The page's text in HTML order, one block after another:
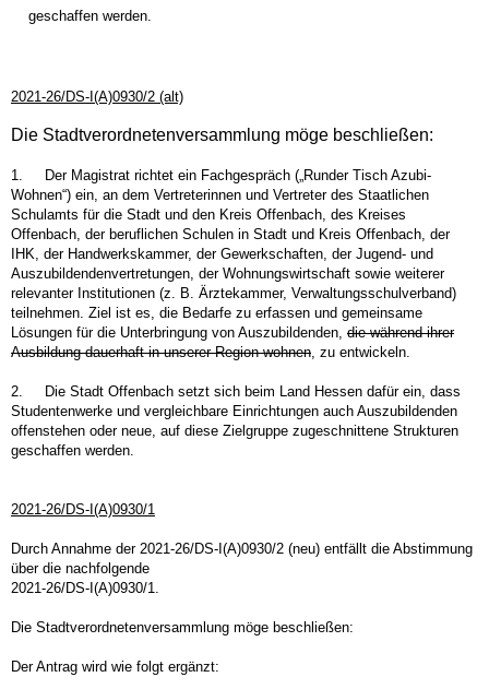
geschaffen werden.
2021-26/DS-I(A)0930/2 (alt)
Die Stadtverordnetenversammlung möge beschließen:
1.
Der Magistrat richtet ein Fachgespräch („Runder Tisch Azubi-
Wohnen“) ein, an dem Vertreterinnen und Vertreter des Staatlichen
Schulamts für die Stadt und den Kreis Offenbach, des Kreises
Offenbach, der beruflichen Schulen in Stadt und Kreis Offenbach, der
IHK, der Handwerkskammer, der Gewerkschaften, der Jugend- und
Auszubildendenvertretungen, der Wohnungswirtschaft sowie weiterer
relevanter Institutionen (z. B. Ärztekammer, Verwaltungsschulverband)
teilnehmen. Ziel ist es, die Bedarfe zu erfassen und gemeinsame
Lösungen für die Unterbringung von Auszubildenden, die während ihrer
Ausbildung dauerhaft in unserer Region wohnen , zu entwickeln.
2.
Die Stadt Offenbach setzt sich beim Land Hessen dafür ein, dass
Studentenwerke und vergleichbare Einrichtungen auch Auszubildenden
offenstehen oder neue, auf diese Zielgruppe zugeschnittene Strukturen
geschaffen werden.
2021-26/DS-I(A)0930/1
Durch Annahme der 2021-26/DS-I(A)0930/2 (neu) entfällt die Abstimmung
über die nachfolgende
2021-26/DS-I(A)0930/1.
Die Stadtverordnetenversammlung möge beschließen:
Der Antrag wird wie folgt ergänzt: